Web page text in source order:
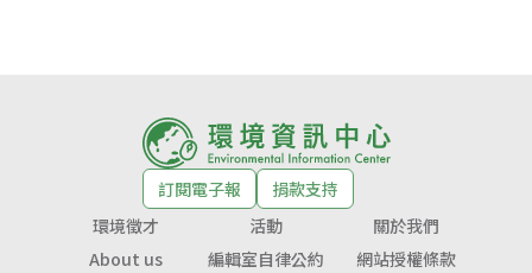
訂閱電子報
捐款支持
環境徵才
活動
關於我們
About us
編輯室自律公約
網站授權條款